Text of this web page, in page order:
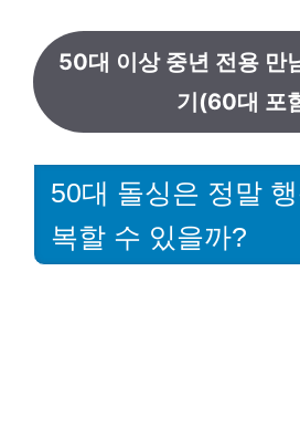
50대 이상 중년 전용 만
기(60대 포
50대 돌싱은 정말
복할 수 있을까?